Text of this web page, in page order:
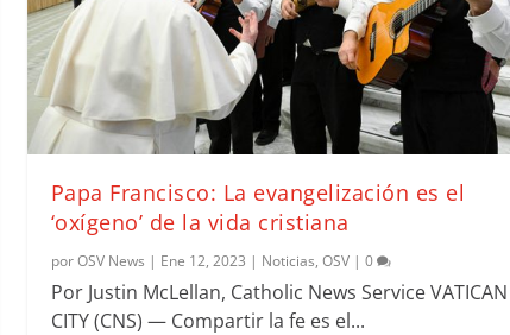
Papa Francisco: La evangelización es el
‘oxígeno’ de la vida cristiana
porOSV News | Ene 12, 2023 | Noticias, OSV| 0
Por Justin McLellan, Catholic News Service VATICAN
CITY (CNS) — Compartir la fe es el...